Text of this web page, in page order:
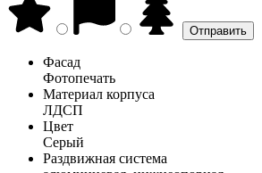
Фасад
Фотопечать
Материал корпуса
ЛДСП
Цвет
Серый
Раздвижная система